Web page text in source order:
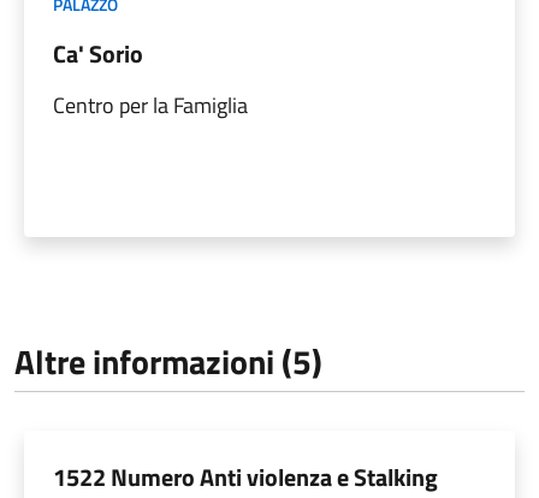
Ca' Sorio
Centro per la Famiglia
Altre informazioni (5)
1522 Numero Anti violenza e Stalking